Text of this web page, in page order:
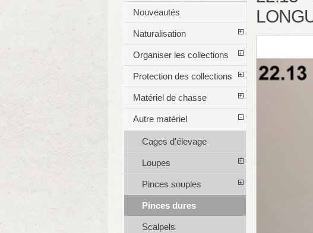
Nouveautés
Naturalisation
Organiser les collections
Protection des collections
Matériel de chasse
Autre matériel
Cages d'élevage
Loupes
Pinces souples
Pinces dures
Scalpels